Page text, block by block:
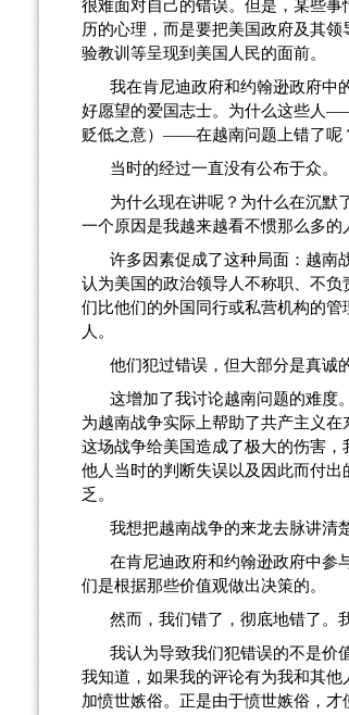
很难面对自己的错误。但是，某些
历的心理，而是要把美国政府及其
验教训等呈现到美国人民的面前。
我在肯尼迪政府和约翰逊政府中
好愿望的爱国志士。为什么这些人
贬低之意）——在越南问题上错了呢
当时的经过一直没有公布于众。
为什么现在讲呢？为什么在沉默
一个原因是我越来越看不惯那么多的
许多因素促成了这种局面：越南
认为美国的政治领导人不称职、不
们比他们的外国同行或私营机构的
人。
他们犯过错误，但大部分是真诚
这增加了我讨论越南问题的难度
为越南战争实际上帮助了共产主义
这场战争给美国造成了极大的伤害
他人当时的判断失误以及因此而付
乏。
我想把越南战争的来龙去脉讲清
在肯尼迪政府和约翰逊政府中参
们是根据那些价值观做出决策的。
然而，我们错了，彻底地错了。
我认为导致我们犯错误的不是价
我知道，如果我的评论有为我和其
加愤世嫉俗。正是由于愤世嫉俗，